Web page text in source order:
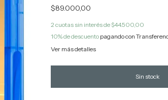
$89.000,00
2 cuotas sin interés de $44.500,00
10% de descuentopagando con
Ver más detalles